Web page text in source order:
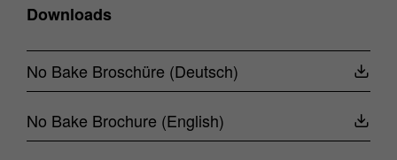
Downloads
No Bake Broschüre (Deutsch)
No Bake Brochure (English)